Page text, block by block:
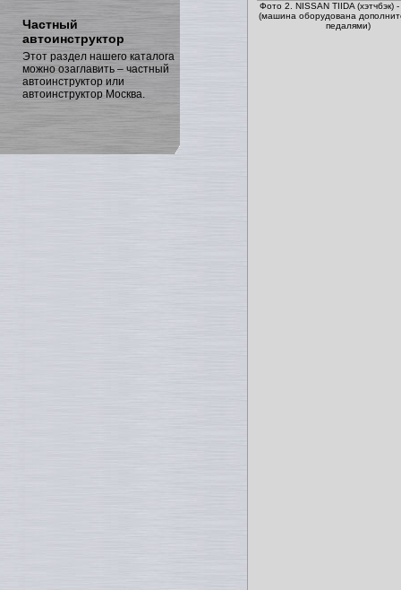
Частный
автоинструктор
Этот раздел нашего каталога
можно озаглавить – частный
автоинструктор или
автоинструктор Москва.
Фото 2. NISSAN TIIDA (хэтчбэк)
(машина оборудована
педалями)